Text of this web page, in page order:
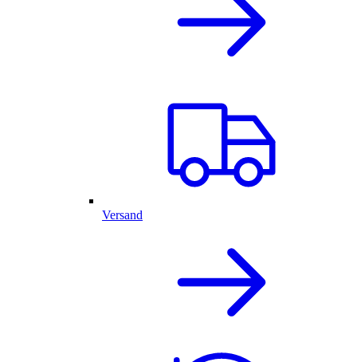
Versand